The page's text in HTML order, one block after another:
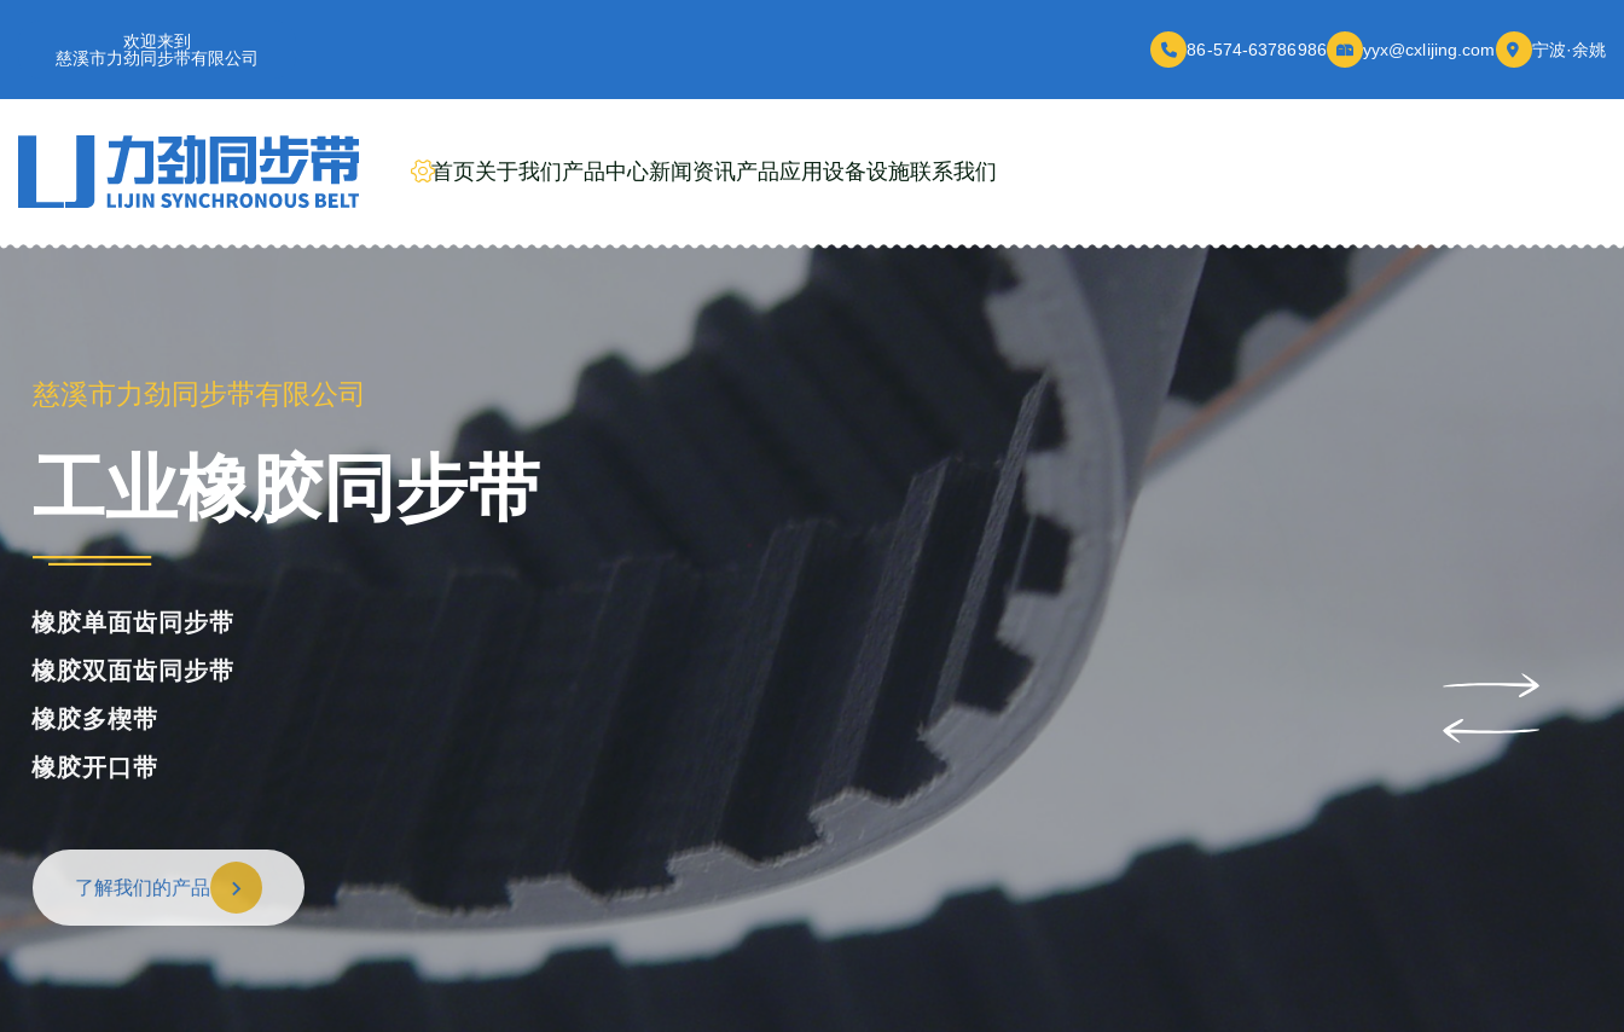
欢迎来到
慈溪市力劲同步带有限公司
86-574-63786986 yyx@cxlijing.com 宁波·余姚
首页关于我们产品中心新闻资讯产品应用设备设施联系我们
慈溪市力劲同步带有限公司
工业橡胶同步带
橡胶单面齿同步带
橡胶双面齿同步带
橡胶多楔带
橡胶开口带
了解我们的产品